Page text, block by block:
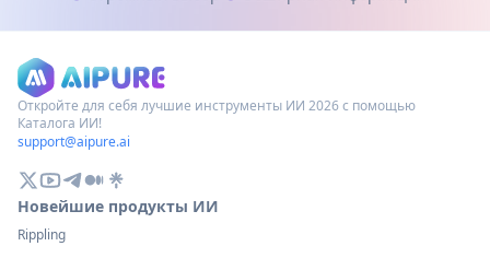
Откройте для себя лучшие инструменты ИИ 2026 с помощью
Каталога ИИ!
support@aipure.ai
Новейшие продукты ИИ
Rippling